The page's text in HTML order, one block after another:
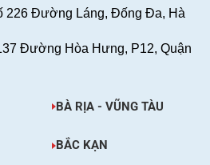
226 Đường Láng, Đống Đa, Hà
Đường Hòa Hưng, P12, Quận
BÀ RỊA - VŨNG TÀU
BẮC KẠN